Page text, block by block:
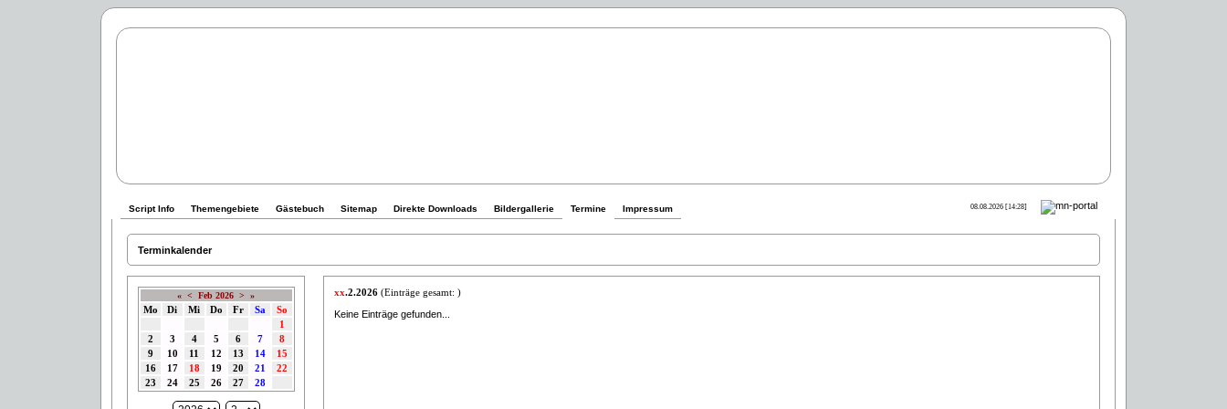
08.08.2026 [14:28]
Script Info Themengebiete Gästebuch Sitemap Direkte Downloads Bildergallerie Termine Impressum
Terminkalender
« < Feb 2026 > »
Mo Di Mi Do Fr Sa
So
1
2
3 4 5 6 7
8
9
10 11 12 13 14
15
16
17 18 19 20 21
22
23
24 25 26 27 28
xx.2.2026(Einträge gesamt: )
Keine Einträge gefunden...